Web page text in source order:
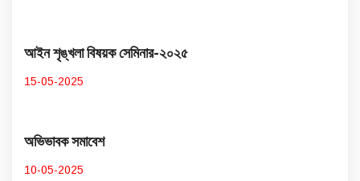
আইন শৃঙ্খলা বিষয়ক সেমিনার-২০২৫
15-05-2025
অভিভাবক সমাবেশ
10-05-2025